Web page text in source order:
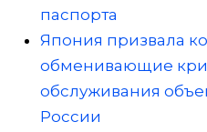
паспорта
Япония призвала
обменивающие
обслуживания
России